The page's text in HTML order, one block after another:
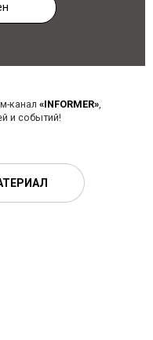
канал «INFORMER»,
и событий!